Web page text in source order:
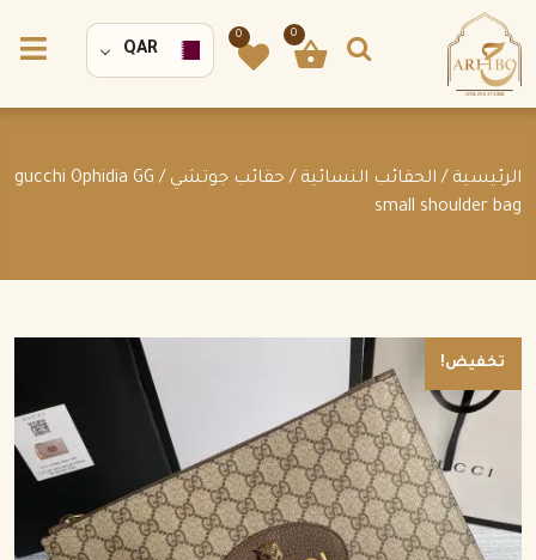
0
0
QAR
الرئيسية / الحقائب النسائية / حقائب جوتشي
/ gucchi Ophidia GG
small shoulder bag
تخفيض!